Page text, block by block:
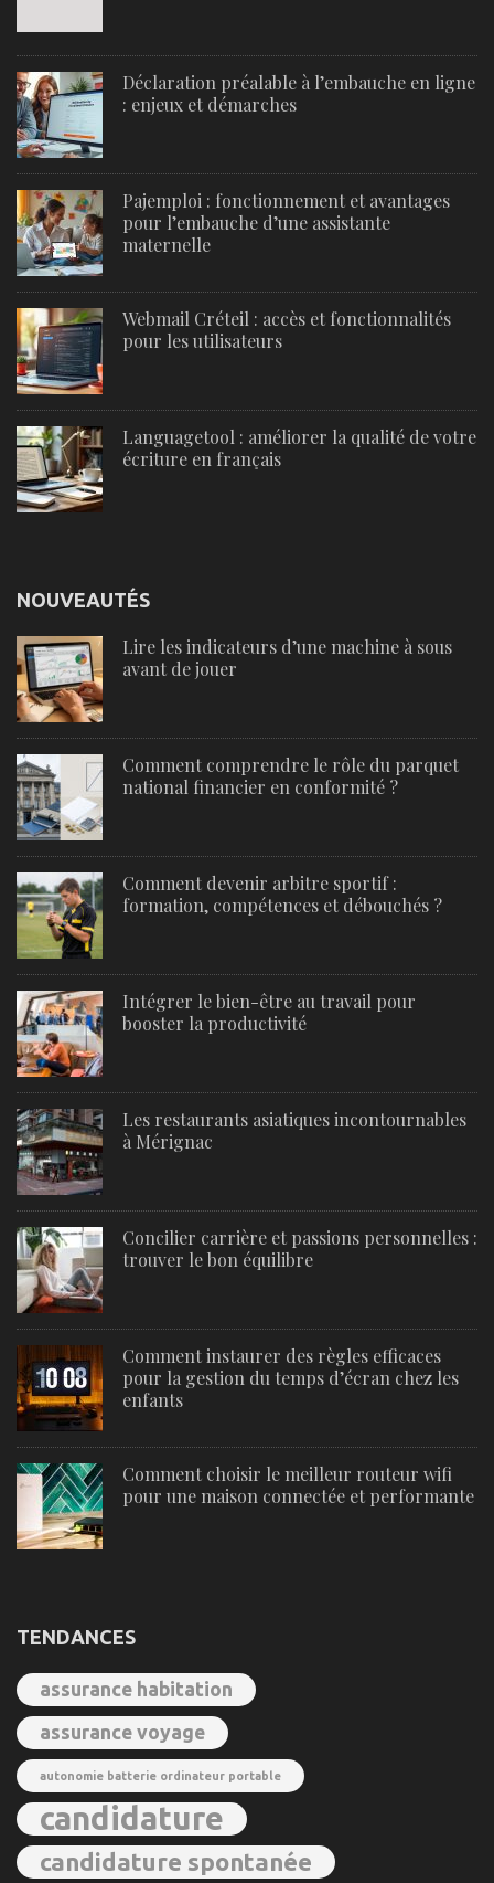
Déclaration préalable à l’embauche en ligne
: enjeux et démarches
Pajemploi : fonctionnement et avantages
pour l’embauche d’une assistante
maternelle
Webmail Créteil : accès et fonctionnalités
pour les utilisateurs
Languagetool : améliorer la qualité de votre
écriture en français
NOUVEAUTÉS
Lire les indicateurs d’une machine à sous
avant de jouer
Comment comprendre le rôle du parquet
national financier en conformité ?
Comment devenir arbitre sportif :
formation, compétences et débouchés ?
Intégrer le bien-être au travail pour
booster la productivité
Les restaurants asiatiques incontournables
à Mérignac
Concilier carrière et passions personnelles :
trouver le bon équilibre
Comment instaurer des règles efficaces
pour la gestion du temps d’écran chez les
enfants
Comment choisir le meilleur routeur wifi
pour une maison connectée et performante
TENDANCES
assurance habitation
assurance voyage
autonomie batterie ordinateur portable
candidature
candidature spontanée